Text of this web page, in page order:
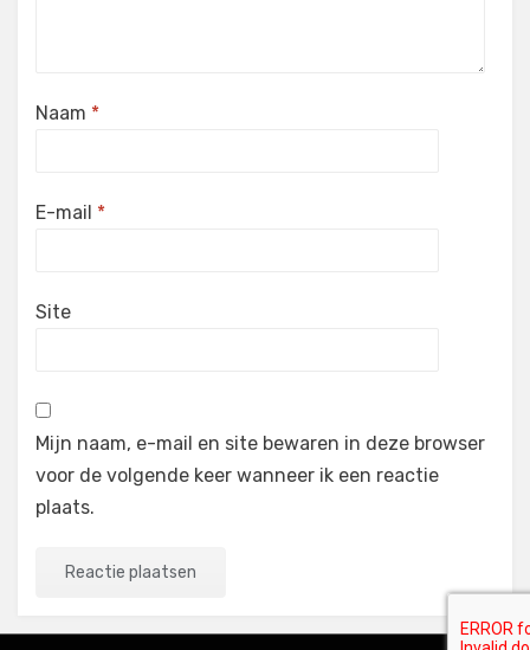
Naam *
E-mail *
Site
Mijn naam, e-mail en site bewaren in deze browser
voor de volgende keer wanneer ik een reactie
plaats.